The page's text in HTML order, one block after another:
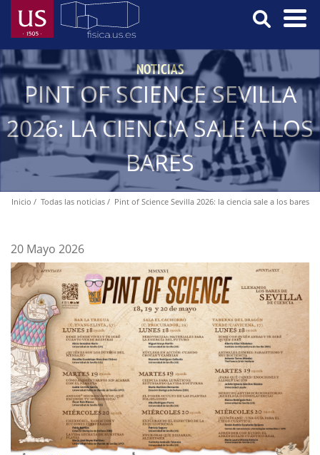
Pasar
contenido
principal
Menú
Principal
NOTICIAS
PINT OF SCIENCE SEVILLA
2026: LA CIENCIA SALE A LOS
BARES
Ruta
navegación
Inicio Todas las noticias Pint of Science Sevilla 2026: la ciencia sale a los bares
20 Mayo 2026